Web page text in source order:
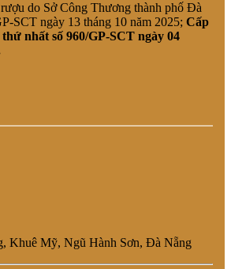
do Sở Công Thương thành phố Đà
SCT ngày 13 tháng 10 năm 2025; Cấp
nhất số 960/GP-SCT ngày 04
Khuê Mỹ, Ngũ Hành Sơn, Đà Nẵng